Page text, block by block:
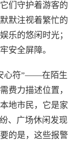
们守护着游客的
默注视着繁忙的
乐的悠闲时光；
安全屏障。
心符”——在陌生
费力描述位置，
地市民，它是家
、广场休闲发现
的是，这些报警